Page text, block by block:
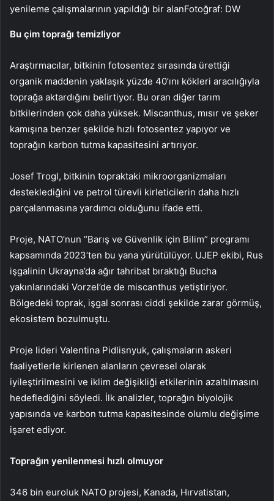
yenileme çalışmalarının yapıldığı bir alanFotoğraf: DW
Bu çim toprağı temizliyor
Araştırmacılar, bitkinin fotosentez sırasında ürettiği
organik maddenin yaklaşık yüzde 40’ını kökleri aracılığıyla
toprağa aktardığını belirtiyor. Bu oran diğer tarım
bitkilerinden çok daha yüksek. Miscanthus, mısır ve şeker
kamışına benzer şekilde hızlı fotosentez yapıyor ve
toprağın karbon tutma kapasitesini artırıyor.
Josef Trogl, bitkinin topraktaki mikroorganizmaları
desteklediğini ve petrol türevli kirleticilerin daha hızlı
parçalanmasına yardımcı olduğunu ifade etti.
Proje, NATO’nun “Barış ve Güvenlik için Bilim” programı
kapsamında 2023’ten bu yana yürütülüyor. UJEP ekibi, Rus
işgalinin Ukrayna’da ağır tahribat bıraktığı Bucha
yakınlarındaki Vorzel’de de miscanthus yetiştiriyor.
Bölgedeki toprak, işgal sonrası ciddi şekilde zarar görmüş,
ekosistem bozulmuştu.
Proje lideri Valentina Pidlisnyuk, çalışmaların askeri
faaliyetlerle kirlenen alanların çevresel olarak
iyileştirilmesini ve iklim değişikliği etkilerinin azaltılmasını
hedeflediğini söyledi. İlk analizler, toprağın biyolojik
yapısında ve karbon tutma kapasitesinde olumlu değişime
işaret ediyor.
Toprağın yenilenmesi hızlı olmuyor
346 bin euroluk NATO projesi, Kanada, Hırvatistan,